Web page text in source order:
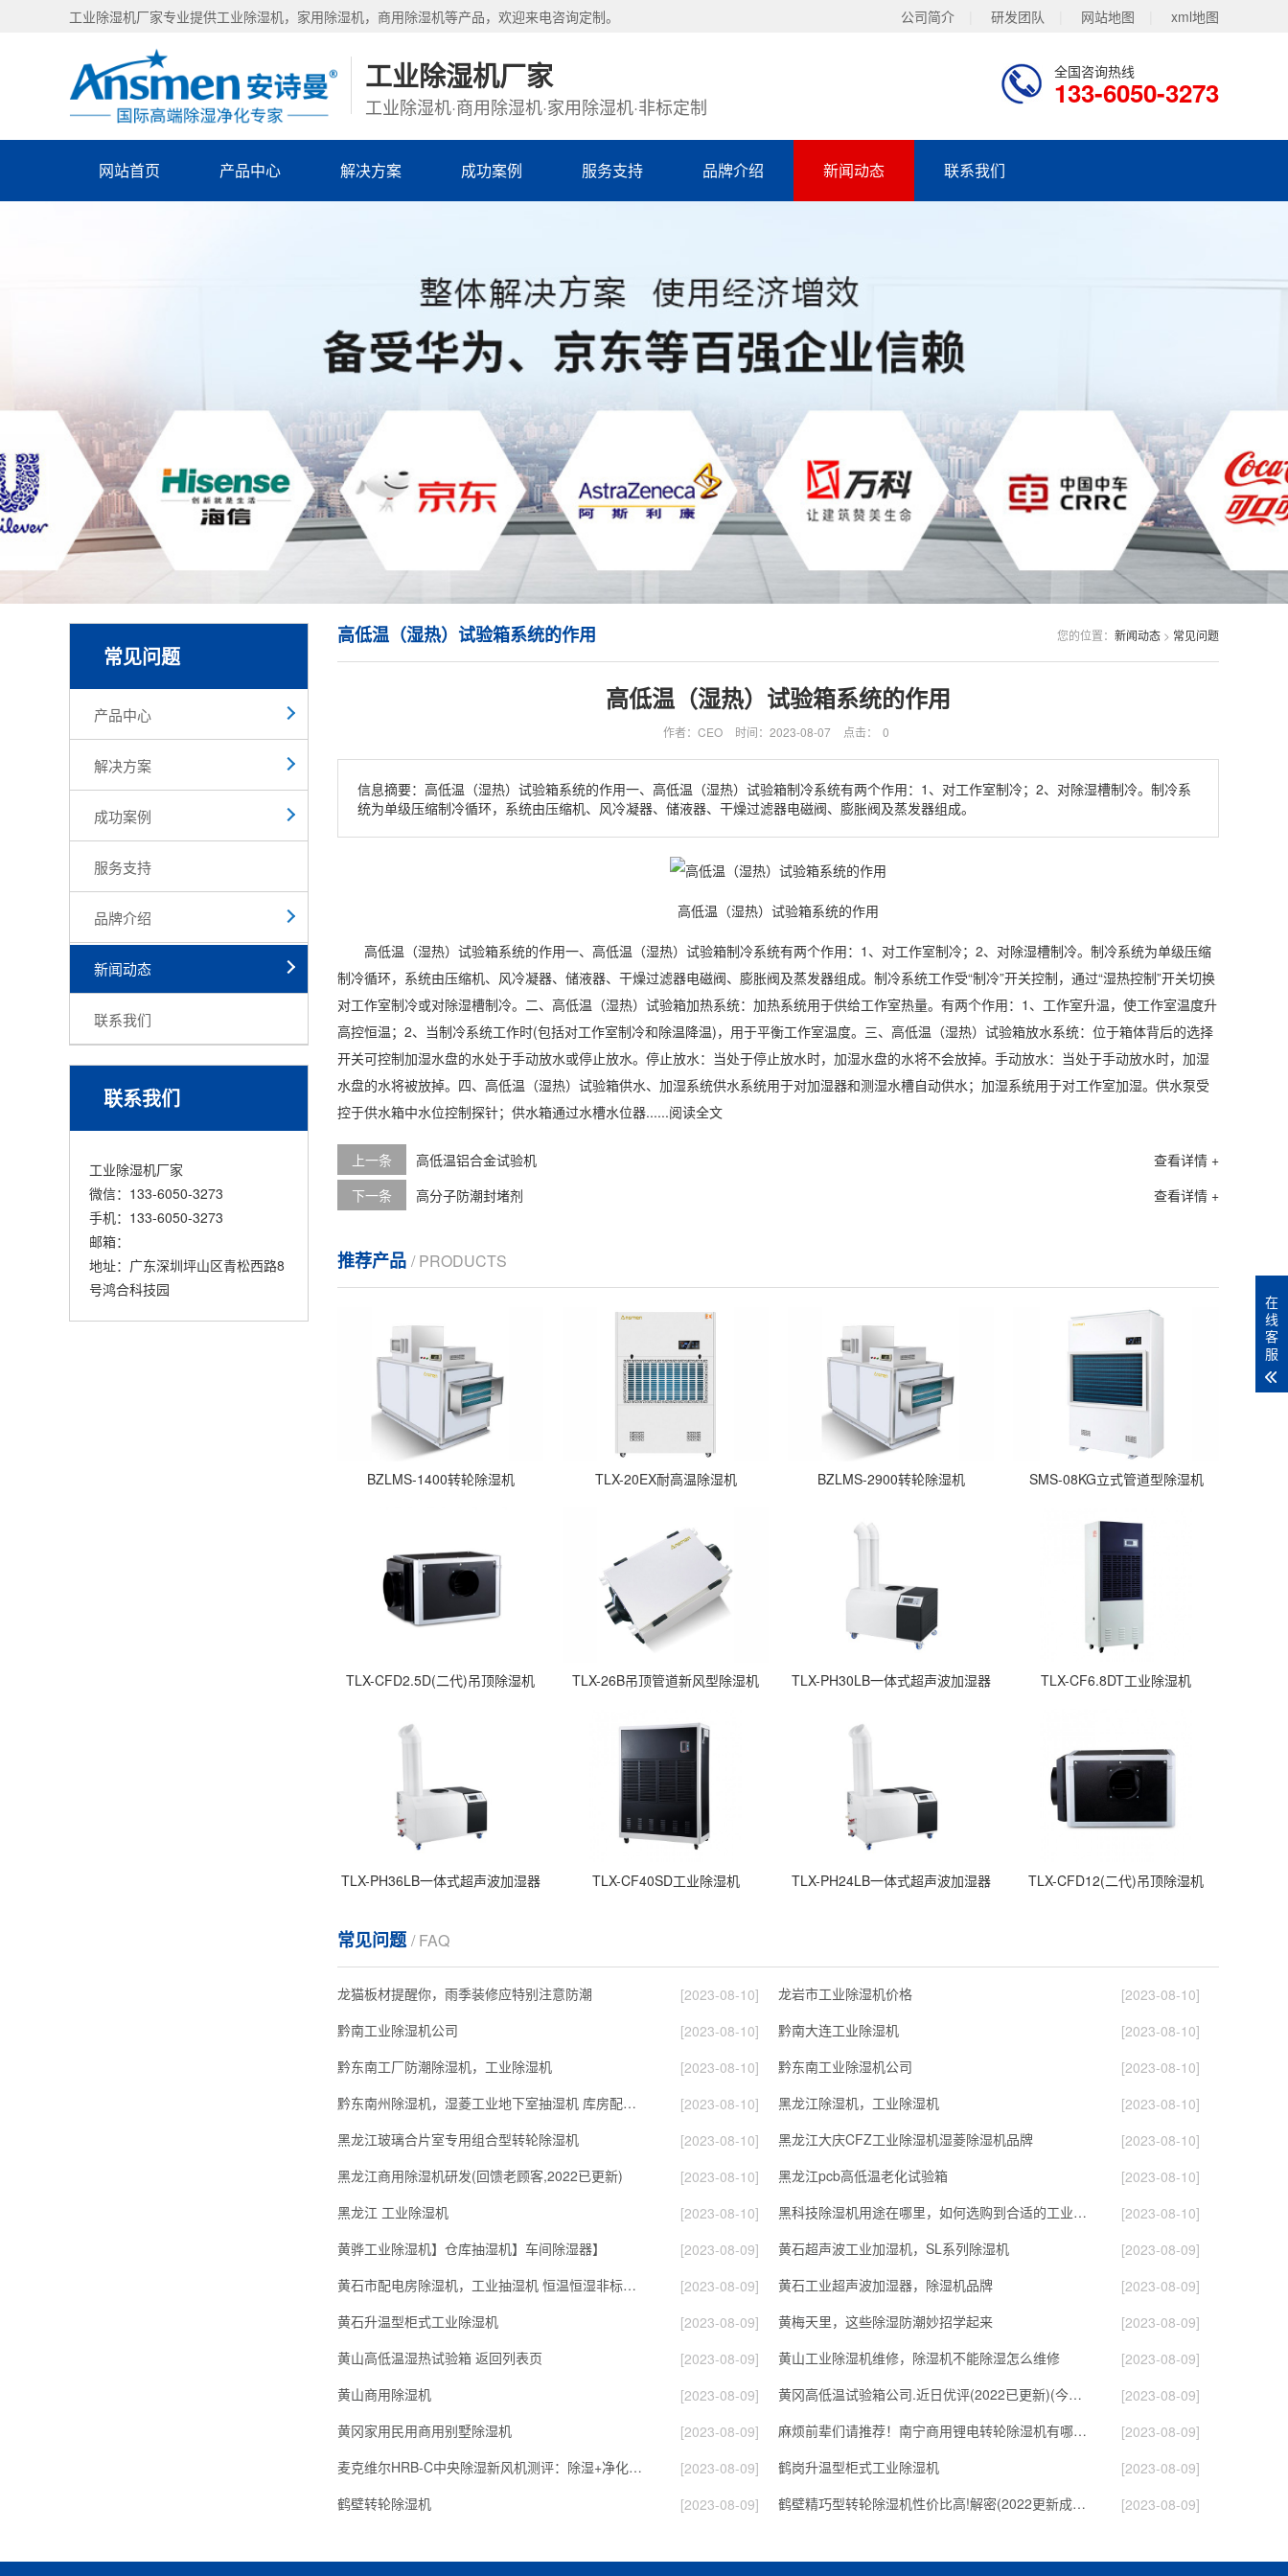
工业除湿机厂家专业提供工业除湿机，家用除湿机，商用除湿机等产品，欢迎来电咨询定制。 公司简介 研发团队 网站地图 xml地图
工业除湿机厂家
工业除湿机·商用除湿机·家用除湿机·非标定制
全国咨询热线
133-6050-3273
网站首页 产品中心 解决方案 成功案例 服务支持 品牌介绍 新闻动态 联系我们
常见问题
产品中心
解决方案
成功案例
服务支持
品牌介绍
新闻动态
联系我们
联系我们
工业除湿机厂家
微信：133-6050-3273
手机：133-6050-3273
邮箱：
地址：广东深圳坪山区青松西路8
号鸿合科技园
您的位置： 新闻动态 > 常见问题
高低温（湿热）试验箱系统的作用
高低温（湿热）试验箱系统的作用
作者：CEO 时间：2023-08-07 点击： 0
信息摘要：高低温（湿热）试验箱系统的作用一、高低温（湿热）试验箱制冷系统有两个作用：1、对工作室制冷；2、对除湿槽制冷。制冷系
统为单级压缩制冷循环，系统由压缩机、风冷凝器、储液器、干燥过滤器电磁阀、膨胀阀及蒸发器组成。
高低温（湿热）试验箱系统的作用
高低温（湿热）试验箱系统的作用一、高低温（湿热）试验箱制冷系统有两个作用：1、对工作室制冷；2、对除湿槽制冷。制冷系统为单级压缩
制冷循环，系统由压缩机、风冷凝器、储液器、干燥过滤器电磁阀、膨胀阀及蒸发器组成。制冷系统工作受“制冷”开关控制，通过“湿热控制”开关切换
对工作室制冷或对除湿槽制冷。二、高低温（湿热）试验箱加热系统：加热系统用于供给工作室热量。有两个作用：1、工作室升温，使工作室温度升
高控恒温；2、当制冷系统工作时(包括对工作室制冷和除温降温)，用于平衡工作室温度。三、高低温（湿热）试验箱放水系统：位于箱体背后的选择
开关可控制加湿水盘的水处于手动放水或停止放水。停止放水：当处于停止放水时，加湿水盘的水将不会放掉。手动放水：当处于手动放水时，加湿
水盘的水将被放掉。四、高低温（湿热）试验箱供水、 加湿系统供水系统用于对加湿器和测湿水槽自动供水；加湿系统用于对工作室加湿。供水泵受
控于供水箱中水位控制探针；供水箱通过水槽水位器......阅读全文
上一条 高低温铝合金试验机
查看详情 +
下一条
高分子防潮封堵剂 查看详情 +
推荐产品 / PRODUCTS
BZLMS-1400转轮除湿机 TLX-20EX耐高温除湿机 BZLMS-2900转轮除湿机 SMS-08KG立式管道型除湿机
TLX-CFD2.5D(二代)吊顶除湿机 TLX-26B吊顶管道新风型除湿机 TLX-PH30LB一体式超声波加湿器 TLX-CF6.8DT工业除湿机
TLX-PH36LB一体式超声波加湿器 TLX-CF40SD工业除湿机 TLX-PH24LB一体式超声波加湿器 TLX-CFD12(二代)吊顶除湿机
常见问题/ FAQ
龙猫板材提醒你，雨季装修应特别注意防潮 [2023-08-10] 龙岩市工业除湿机价格
[2023-08-10]
黔南工业除湿机公司
[2023-08-10] 黔南大连工业除湿机
[2023-08-10]
黔东南工厂防潮除湿机，工业除湿机
[2023-08-10] 黔东南工业除湿机公司
[2023-08-10]
黔东南州除湿机，湿菱工业地下室抽湿机 库房配电房除湿器
[2023-08-10] 黑龙江除湿机，工业除湿机
[2023-08-10]
黑龙江玻璃合片室专用组合型转轮除湿机
[2023-08-10] 黑龙江大庆CFZ工业除湿机湿菱除湿机品牌
[2023-08-10]
黑龙江商用除湿机研发(回馈老顾客,2022已更新)
[2023-08-10] 黑龙江pcb高低温老化试验箱
[2023-08-10]
黑龙江 工业除湿机
[2023-08-10] 黑科技除湿机用途在哪里，如何选购到合适的工业除湿机
[2023-08-10]
黄骅工业除湿机】仓库抽湿机】车间除湿器】
[2023-08-09] 黄石超声波工业加湿机，SL系列除湿机
[2023-08-09]
黄石市配电房除湿机，工业抽湿机 恒温恒湿非标机器
[2023-08-09] 黄石工业超声波加湿器，除湿机品牌
[2023-08-09]
黄石升温型柜式工业除湿机
[2023-08-09] 黄梅天里，这些除湿防潮妙招学起来
[2023-08-09]
黄山高低温湿热试验箱 返回列表页
[2023-08-09] 黄山工业除湿机维修，除湿机不能除湿怎么维修
[2023-08-09]
黄山商用除湿机
[2023-08-09] 黄冈高低温试验箱公司.近日优评(2022已更新)(今日／对比)
[2023-08-09]
黄冈家用民用商用别墅除湿机
[2023-08-09] 麻烦前辈们请推荐！南宁商用锂电转轮除湿机有哪些品牌，锂电转轮除湿机如何选？？
[2023-08-09]
麦克维尔HRB-C中央除湿新风机测评：除湿+净化，一台就够了
[2023-08-09] 鹤岗升温型柜式工业除湿机
[2023-08-09]
鹤壁转轮除湿机
[2023-08-09] 鹤壁精巧型转轮除湿机性价比高!解密(2022更新成功)(今日／点赞) [2023-08-09]
在
线
客
服